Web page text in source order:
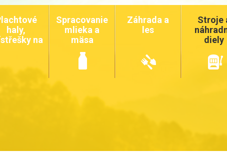
haly,
na
Spracovanie
mlieka a
mäsa
Záhrada a
les
Stroje
diely